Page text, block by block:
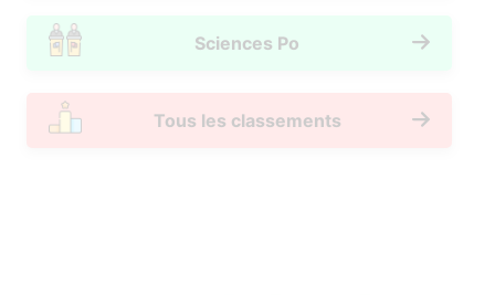
Sciences Po
Tous les classements